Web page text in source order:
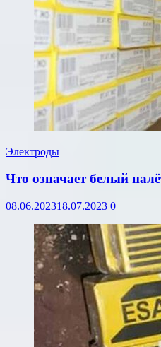
Электроды
Что означает белый
08.06.202318.07.2023 0